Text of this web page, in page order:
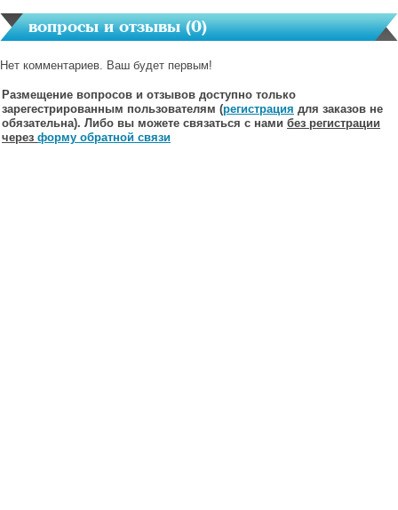
вопросы и отзывы (0)
Нет комментариев. Ваш будет первым!
Размещение вопросов и отзывов доступно только
зарегестрированным пользователям (регистрация для заказов не
обязательна). Либо вы можете связаться с нами без регистрации
через форму обратной связи